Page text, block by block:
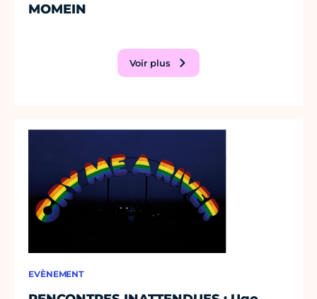
MOMEIN
Voir plus
EVÈNEMENT